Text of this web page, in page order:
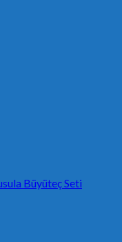
Büyüteç Seti